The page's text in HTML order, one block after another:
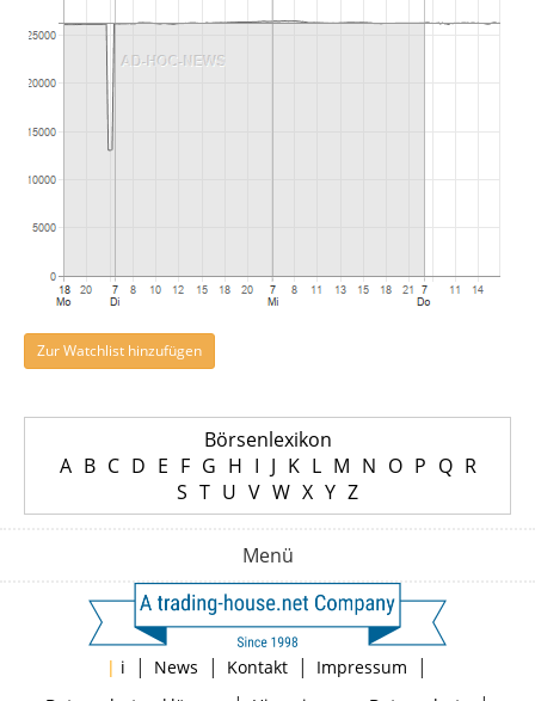
Zur Watchlist hinzufügen
Börsenlexikon
A B C D E F G H I J K L M N O P Q R
S T U V W X Y Z
Menü
| i | News | Kontakt | Impressum |